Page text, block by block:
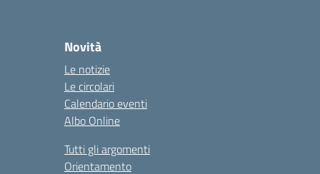
Novità
Le notizie
Le circolari
Calendario eventi
Albo Online
Tutti gli argomenti
Orientamento